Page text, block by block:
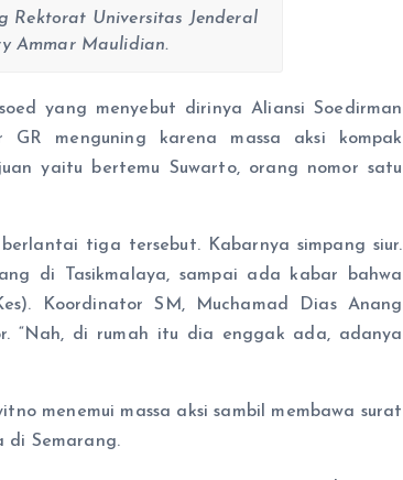
Rektorat Universitas Jenderal
Ammar Maulidian.
yang menyebut dirinya Aliansi Soedirman
menguning karena massa aksi kompak
yaitu bertemu Suwarto, orang nomor satu
tiga tersebut. Kabarnya simpang siur.
di Tasikmalaya, sampai ada kabar bahwa
Koordinator SM, Muchamad Dias Anang
“Nah, di rumah itu dia enggak ada, adanya
menemui massa aksi sambil membawa surat
di Semarang.